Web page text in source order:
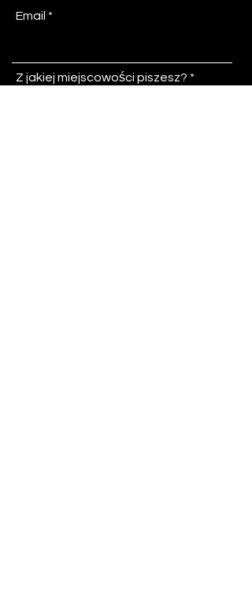
Email
Z jakiej miejscowości piszesz?